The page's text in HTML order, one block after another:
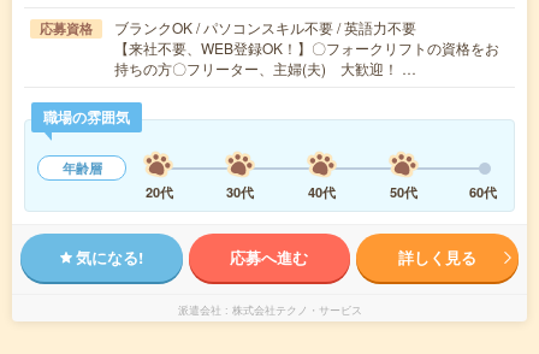
応募資格
ブランクOK / パソコンスキル不要 / 英語力不要
【来社不要、WEB登録OK！】〇フォークリフトの資格をお
持ちの方〇フリーター、主婦(夫) 大歓迎！ …
職場の雰囲気
年齢層
20代
30代 40代 50代 60代
気になる! 応募へ進む 詳しく見る
派遣会社 株式会社テクノ・サービス